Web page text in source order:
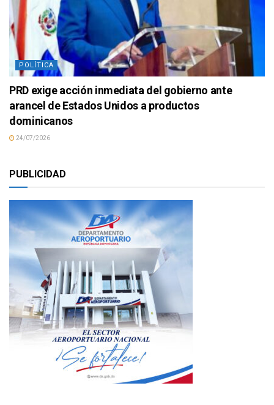
POLÍTICA
PRD exige acción inmediata del gobierno ante
arancel de Estados Unidos a productos
dominicanos
24/07/2026
PUBLICIDAD